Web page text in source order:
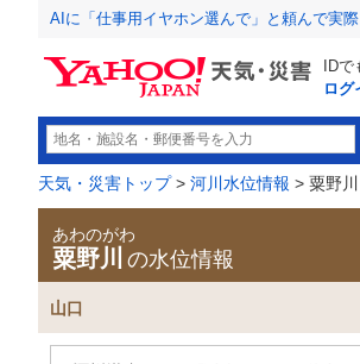
AIに「仕事用イヤホン選んで」と頼んで実
ID
ログ
天気・災害トップ> 河川水位情報 > 粟野川
あわのがわ
粟野川 の水位情報
山口